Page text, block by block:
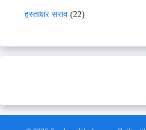
हस्ताक्षर सराव (22)